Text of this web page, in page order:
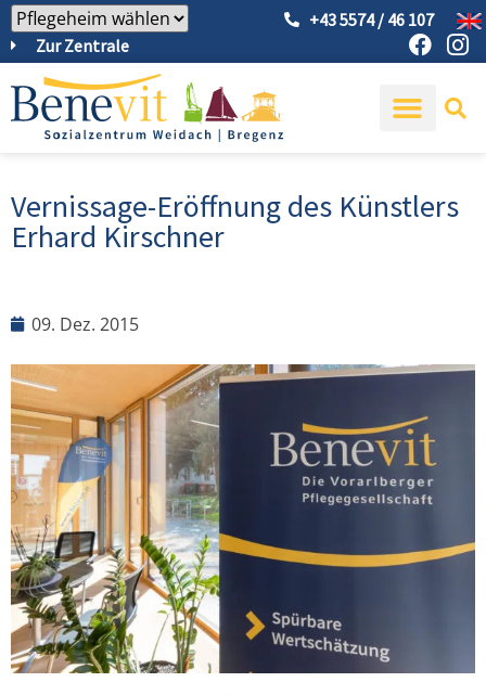
Zur Zentrale
+43 5574 / 46 107
Vernissage-Eröffnung des Künstlers
Erhard Kirschner
09. Dez. 2015